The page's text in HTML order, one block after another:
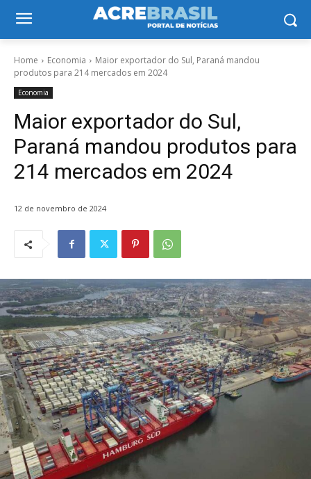
Home Economia
Maior exportador do Sul, Paraná mandou
produtos para 214 mercados em 2024
Economia
Maior exportador do Sul,
Paraná mandou produtos para
214 mercados em 2024
12 de novembro de 2024